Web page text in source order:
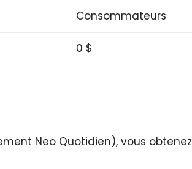
Consommateurs
0 $
Neo Quotidien), vous obtenez